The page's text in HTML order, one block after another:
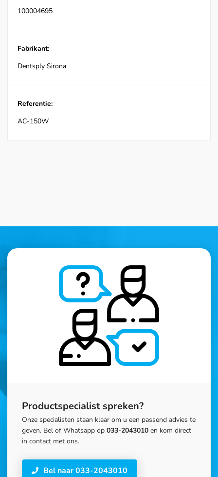
100004695
Fabrikant:
Dentsply Sirona
Referentie:
AC-150W
Productspecialist spreken?
Onze specialisten staan klaar om u een passend advies te
geven. Bel of Whatsapp op 033-2043010 en kom direct
in contact met ons.
Bel naar 033-2043010